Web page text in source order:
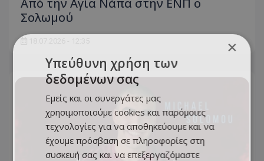
Από την Αγία Νάπα στην ΕΝΠ ο
Σολωμού
×
Υπεύθυνη χρήση των
δεδομένων σας
Εμείς και οι συνεργάτες μας
χρησιμοποιούμε cookies και παρόμοιες
τεχνολογίες για να αποθηκεύουμε και να
έχουμε πρόσβαση σε πληροφορίες στη
συσκευή σας και να επεξεργαζόμαστε